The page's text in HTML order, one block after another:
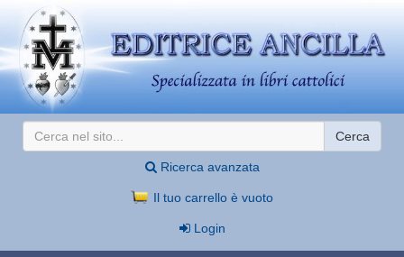
Cerca
Ricerca avanzata
Il tuo carrello è vuoto
Login